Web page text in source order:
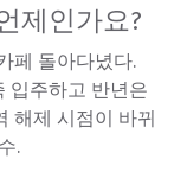
제인가요?
페 돌아다녔다.
입주하고 반년은
해제 시점이 바뀌
.